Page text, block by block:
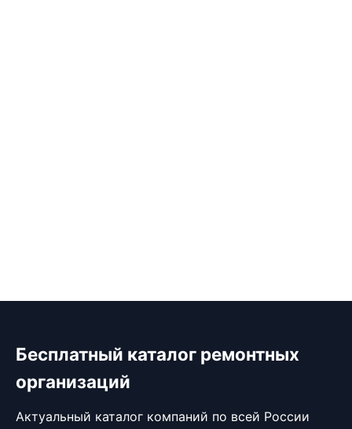
Бесплатный каталог ремонтных
организаций
Актуальный каталог компаний по всей России